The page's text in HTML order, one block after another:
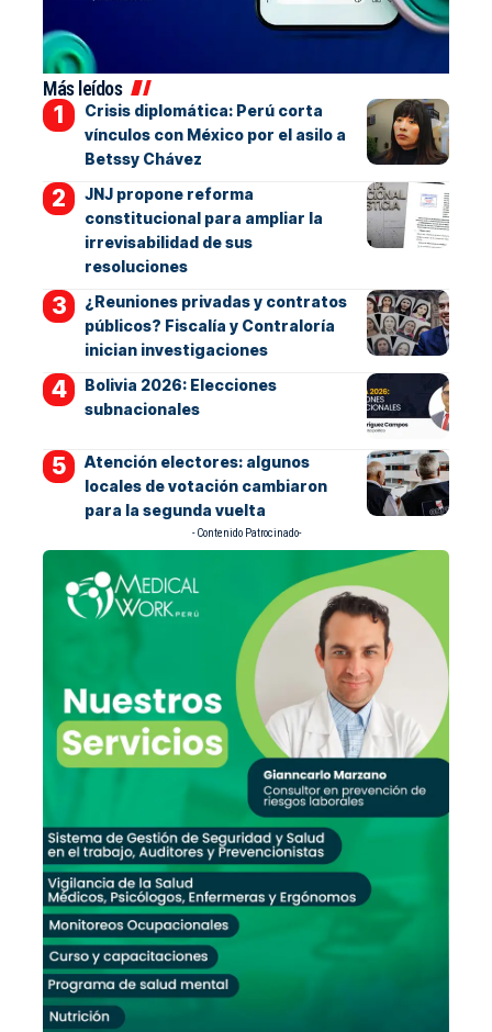
Más leídos
Crisis diplomática: Perú corta
vínculos con México por el asilo a
Betssy Chávez
JNJ propone reforma
constitucional para ampliar la
irrevisabilidad de sus
resoluciones
¿Reuniones privadas y contratos
públicos? Fiscalía y Contraloría
inician investigaciones
Bolivia 2026: Elecciones
subnacionales
Atención electores: algunos
locales de votación cambiaron
para la segunda vuelta
- Contenido Patrocinado-